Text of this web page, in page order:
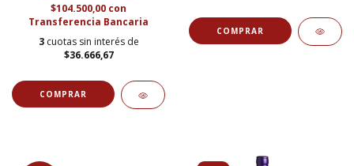
$104.500,00 con
Transferencia Bancaria
3 cuotas sin interés de
$36.666,67